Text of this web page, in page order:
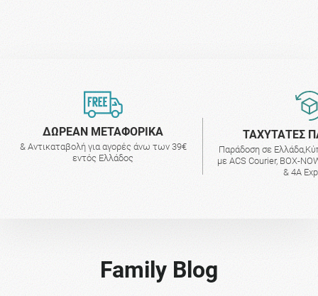
ΔΩΡΕΑΝ ΜΕΤΑΦΟΡΙΚΑ
& Αντικαταβολή για αγορές άνω των 39€
εντός Ελλάδος
ΤΑΧΥΤΑΤΕΣ
Παράδοση σε
με ACS Courier, BOX-
& 4A
Family Blog